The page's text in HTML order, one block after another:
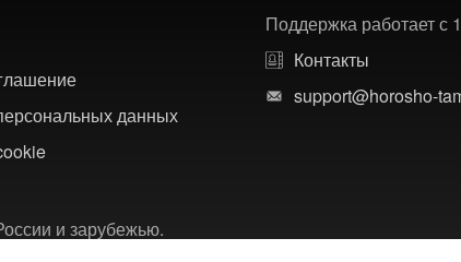
данных
Поддержка работает с
Контакты
support@horosho-
и зарубежью.